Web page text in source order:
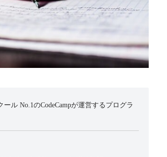
ル No.1のCodeCampが運営するプログラ